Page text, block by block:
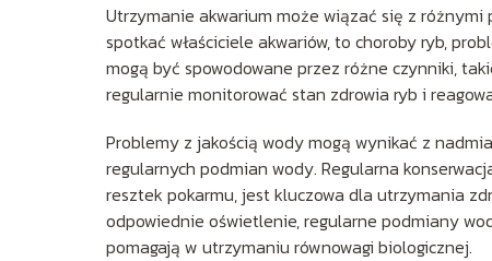
Utrzymanie akwarium może wiązać się z
spotkać właściciele akwariów, to choroby ryb,
mogą być spowodowane przez różne czynniki,
regularnie monitorować stan zdrowia ryb i
Problemy z jakością wody mogą wynikać z
regularnych podmian wody. Regularna
resztek pokarmu, jest kluczowa dla utrzymania
odpowiednie oświetlenie, regularne podmiany
pomagają w utrzymaniu równowagi biologicznej.